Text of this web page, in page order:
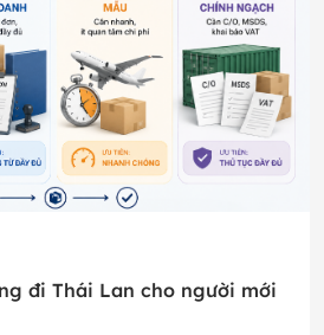
đi Thái Lan cho người mới